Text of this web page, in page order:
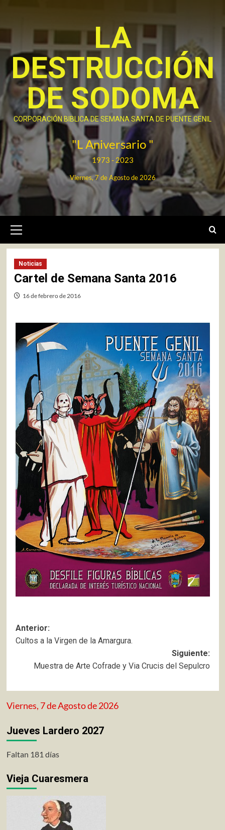
contenido
LA
DESTRUCCIÓN
DE SODOMA
CORPORACIÓN BIBLICA DE SEMANA SANTA DE PUENTE GENIL
"L Aniversario "
1973 - 2023
Viernes, 7 de Agosto de 2026
primario
Noticias
Cartel de Semana Santa 2016
16 de febrero de 2016
Navegación
de
entradas
Anterior:
Cultos a la Virgen de la Amargura.
Siguiente:
Muestra de Arte Cofrade y Via Crucis del Sepulcro
Viernes, 7 de Agosto de 2026
Jueves Lardero 2027
Faltan 181 días
Vieja Cuaresmera